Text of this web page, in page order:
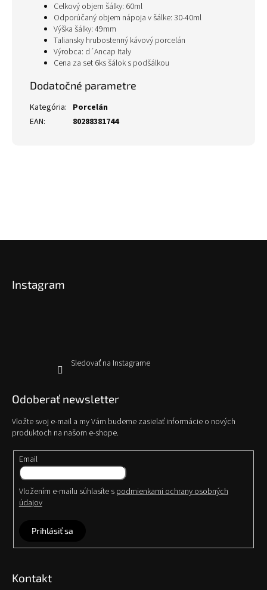
Celkový objem šálky: 60ml
Odporúčaný objem nápoja v šálke: 30-40ml
Výška šálky: 49mm
Taliansky hrubostenný kávový porcelán
Výrobca: d´Ancap Italy
Cena za set 6ks šálok s podšálkou
Dodatočné parametre
Kategória: Porcelán
EAN: 80288381744
Instagram
Sledovať na Instagrame
Odoberať newsletter
Vložte svoj e-mail a my Vám budeme zasielať informácie o nových
produktoch na našom e-shope.
Email
Vložením e-mailu súhlasíte s podmienkami ochrany osobných
údajov
Prihlásiť sa
Kontakt